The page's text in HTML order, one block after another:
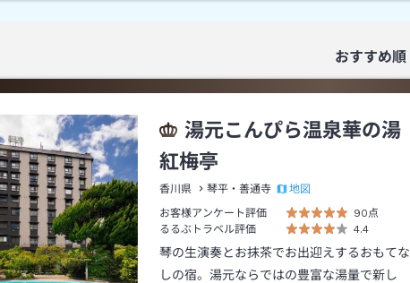
おすすめ順
湯元こんぴら温泉華の湯
紅梅亭
香川県 琴平・善通寺
地図
お客様アンケート評価
90点
るるぶトラベル評価
4.4
琴の生演奏とお抹茶でお出迎えするおもてな
しの宿。湯元ならではの豊富な湯量で新し